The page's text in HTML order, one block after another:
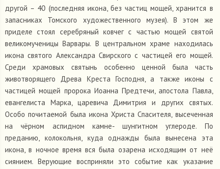
другой – 40 (последняя икона, без частиц мощей, хранится в
запасниках Томского художественного музея). В этом же
приделе стоял серебряный ковчег с частью мощей святой
великомученицы Варвары. В центральном храме находилась
икона святого Александра Свирского с частицей его мощей.
Среди храмовых святынь особенно ценной была часть
животворящего Древа Креста Господня, а также иконы с
частицей мощей пророка Иоанна Предтечи, апостола Павла,
евангелиста Марка, царевича Димитрия и других святых.
Особо почитаемой была икона Христа Спасителя, высеченная
на чёрном аспидном камне- шунгитном углероде. По
преданию, колокольня, куда однажды была вынесена эта
икона, в ночное время вся была озарена исходящим от неё
сиянием. Верующие восприняли это событие как указание